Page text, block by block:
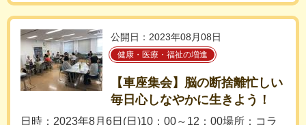
公開日：2023年08月08日
健康・医療・福祉の増進
【車座集会】脳の断捨離忙しい
毎日心しなやかに生きよう！
日時：2023年8月6日(日)10：00～12：00場所：コラ